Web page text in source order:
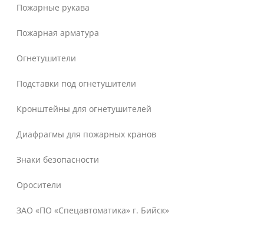
Пожарные рукава
Пожарная арматура
Огнетушители
Подставки под огнетушители
Кронштейны для огнетушителей
Диафрагмы для пожарных кранов
Знаки безопасности
Оросители
ЗАО «ПО «Спецавтоматика» г. Бийск»